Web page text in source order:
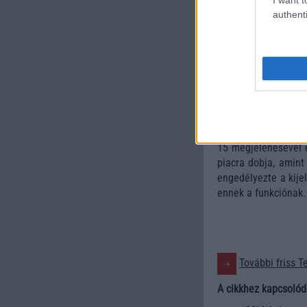
módban az
alkalmazásból
tartjuk és
megjegyezni,
navigációhoz.
15 megjelenésével
piacra dobja,
engedélyezte a
ennek a funkciónak.
További friss
A cikkhez